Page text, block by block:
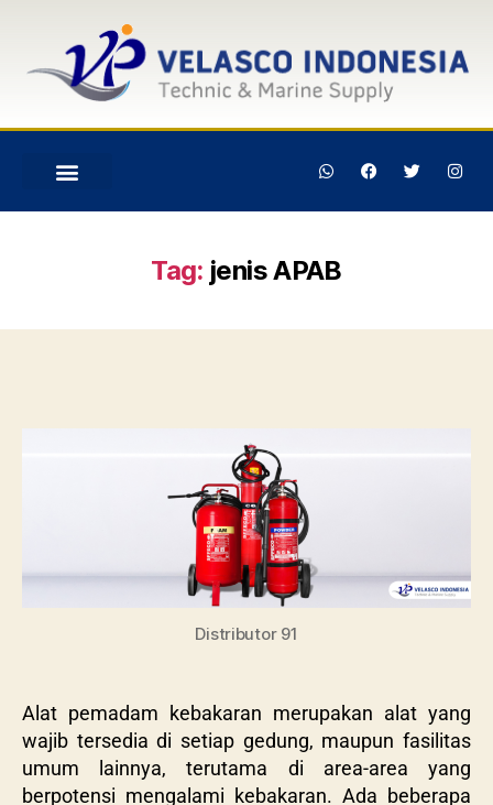
Tag: jenis APAB
Distributor 91
Alat pemadam kebakaran merupakan alat yang
wajib tersedia di setiap gedung, maupun fasilitas
umum lainnya, terutama di area-area yang
berpotensi mengalami kebakaran. Ada beberapa